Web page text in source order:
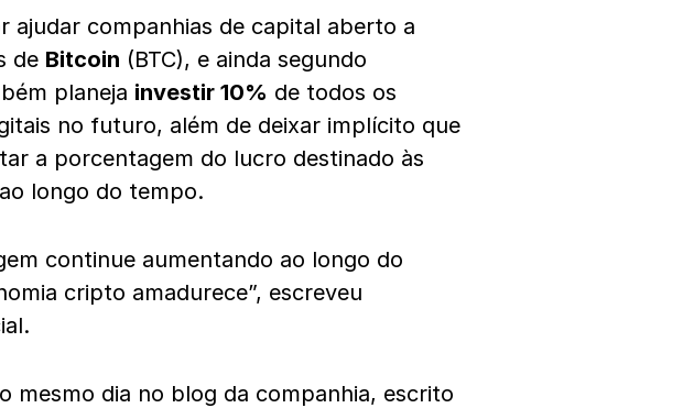
ajudar companhias de capital aberto a
de Bitcoin (BTC), e ainda segundo
planeja investir 10% de todos os
no futuro, além de deixar implícito que
a porcentagem do lucro destinado às
ao longo do tempo.
continue aumentando ao longo do
cripto amadurece”, escreveu
mesmo dia no blog da companhia, escrito